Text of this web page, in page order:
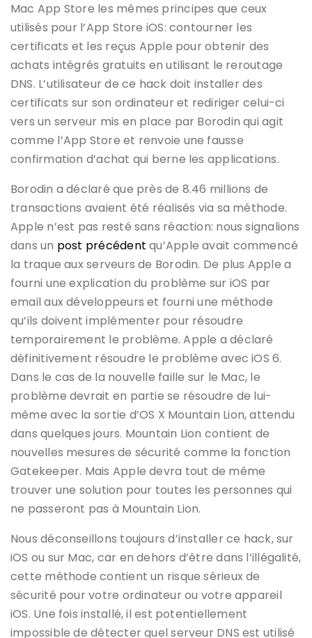
Mac App Store les mêmes principes que ceux
utilisés pour l’App Store iOS: contourner les
certificats et les reçus Apple pour obtenir des
achats intégrés gratuits en utilisant le reroutage
DNS. L’utilisateur de ce hack doit installer des
certificats sur son ordinateur et rediriger celui-ci
vers un serveur mis en place par Borodin qui agit
comme l’App Store et renvoie une fausse
confirmation d’achat qui berne les applications.
Borodin a déclaré que près de 8.46 millions de
transactions avaient été réalisés via sa méthode.
Apple n’est pas resté sans réaction: nous signalions
dans un post précédent qu’Apple avait commencé
la traque aux serveurs de Borodin. De plus Apple a
fourni une explication du problème sur iOS par
email aux développeurs et fourni une méthode
qu’ils doivent implémenter pour résoudre
temporairement le problème. Apple a déclaré
définitivement résoudre le problème avec iOS 6.
Dans le cas de la nouvelle faille sur le Mac, le
problème devrait en partie se résoudre de lui-
même avec la sortie d’OS X Mountain Lion, attendu
dans quelques jours. Mountain Lion contient de
nouvelles mesures de sécurité comme la fonction
Gatekeeper. Mais Apple devra tout de même
trouver une solution pour toutes les personnes qui
ne passeront pas à Mountain Lion.
Nous déconseillons toujours d’installer ce hack, sur
iOS ou sur Mac, car en dehors d’être dans l’illégalité,
cette méthode contient un risque sérieux de
sécurité pour votre ordinateur ou votre appareil
iOS. Une fois installé, il est potentiellement
impossible de détecter quel serveur DNS est utilisé